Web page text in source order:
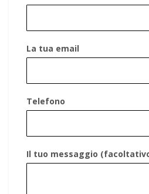
La tua email
Telefono
Il tuo messaggio